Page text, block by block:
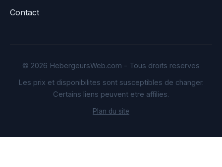
Contact
© 2026 HebergeursWeb.com - Tous droits reserves
Les prix et disponibilites sont susceptibles de changer.
Certains liens peuvent etre affilies.
Plan du site